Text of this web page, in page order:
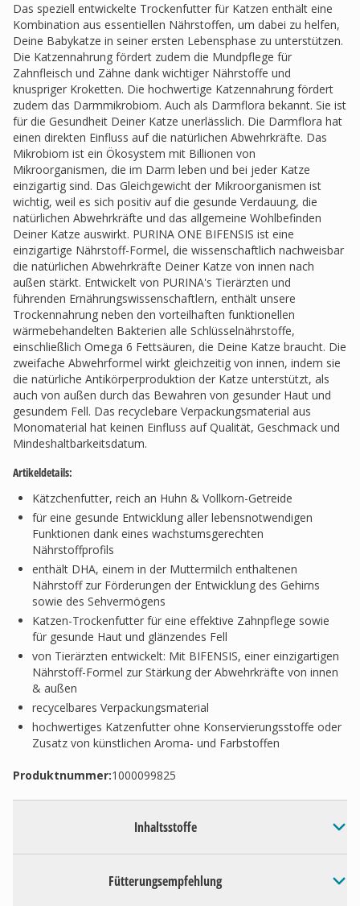
Das speziell entwickelte Trockenfutter für Katzen enthält eine
Kombination aus essentiellen Nährstoffen, um dabei zu helfen,
Deine Babykatze in seiner ersten Lebensphase zu unterstützen.
Die Katzennahrung fördert zudem die Mundpflege für
Zahnfleisch und Zähne dank wichtiger Nährstoffe und
knuspriger Kroketten. Die hochwertige Katzennahrung fördert
zudem das Darmmikrobiom. Auch als Darmflora bekannt. Sie ist
für die Gesundheit Deiner Katze unerlässlich. Die Darmflora hat
einen direkten Einfluss auf die natürlichen Abwehrkräfte. Das
Mikrobiom ist ein Ökosystem mit Billionen von
Mikroorganismen, die im Darm leben und bei jeder Katze
einzigartig sind. Das Gleichgewicht der Mikroorganismen ist
wichtig, weil es sich positiv auf die gesunde Verdauung, die
natürlichen Abwehrkräfte und das allgemeine Wohlbefinden
Deiner Katze auswirkt. PURINA ONE BIFENSIS ist eine
einzigartige Nährstoff-Formel, die wissenschaftlich nachweisbar
die natürlichen Abwehrkräfte Deiner Katze von innen nach
außen stärkt. Entwickelt von PURINA's Tierärzten und
führenden Ernährungswissenschaftlern, enthält unsere
Trockennahrung neben den vorteilhaften funktionellen
wärmebehandelten Bakterien alle Schlüsselnährstoffe,
einschließlich Omega 6 Fettsäuren, die Deine Katze braucht. Die
zweifache Abwehrformel wirkt gleichzeitig von innen, indem sie
die natürliche Antikörperproduktion der Katze unterstützt, als
auch von außen durch das Bewahren von gesunder Haut und
gesundem Fell. Das recyclebare Verpackungsmaterial aus
Monomaterial hat keinen Einfluss auf Qualität, Geschmack und
Mindeshaltbarkeitsdatum.
Artikeldetails:
Kätzchenfutter, reich an Huhn & Vollkorn-Getreide
für eine gesunde Entwicklung aller lebensnotwendigen
Funktionen dank eines wachstumsgerechten
Nährstoffprofils
enthält DHA, einem in der Muttermilch enthaltenen
Nährstoff zur Förderungen der Entwicklung des Gehirns
sowie des Sehvermögens
Katzen-Trockenfutter für eine effektive Zahnpflege sowie
für gesunde Haut und glänzendes Fell
von Tierärzten entwickelt: Mit BIFENSIS, einer einzigartigen
Nährstoff-Formel zur Stärkung der Abwehrkräfte von innen
& außen
recycelbares Verpackungsmaterial
hochwertiges Katzenfutter ohne Konservierungsstoffe oder
Zusatz von künstlichen Aroma- und Farbstoffen
Produktnummer:1000099825
Inhaltsstoffe
Fütterungsempfehlung